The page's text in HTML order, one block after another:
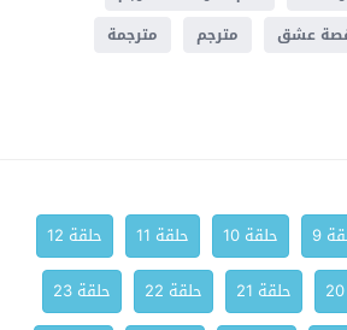
عشق مترجم
مترجمة
9 حلقة 10 حلقة 11
حلقة 12
حلقة 21 حلقة 22
حلقة 23